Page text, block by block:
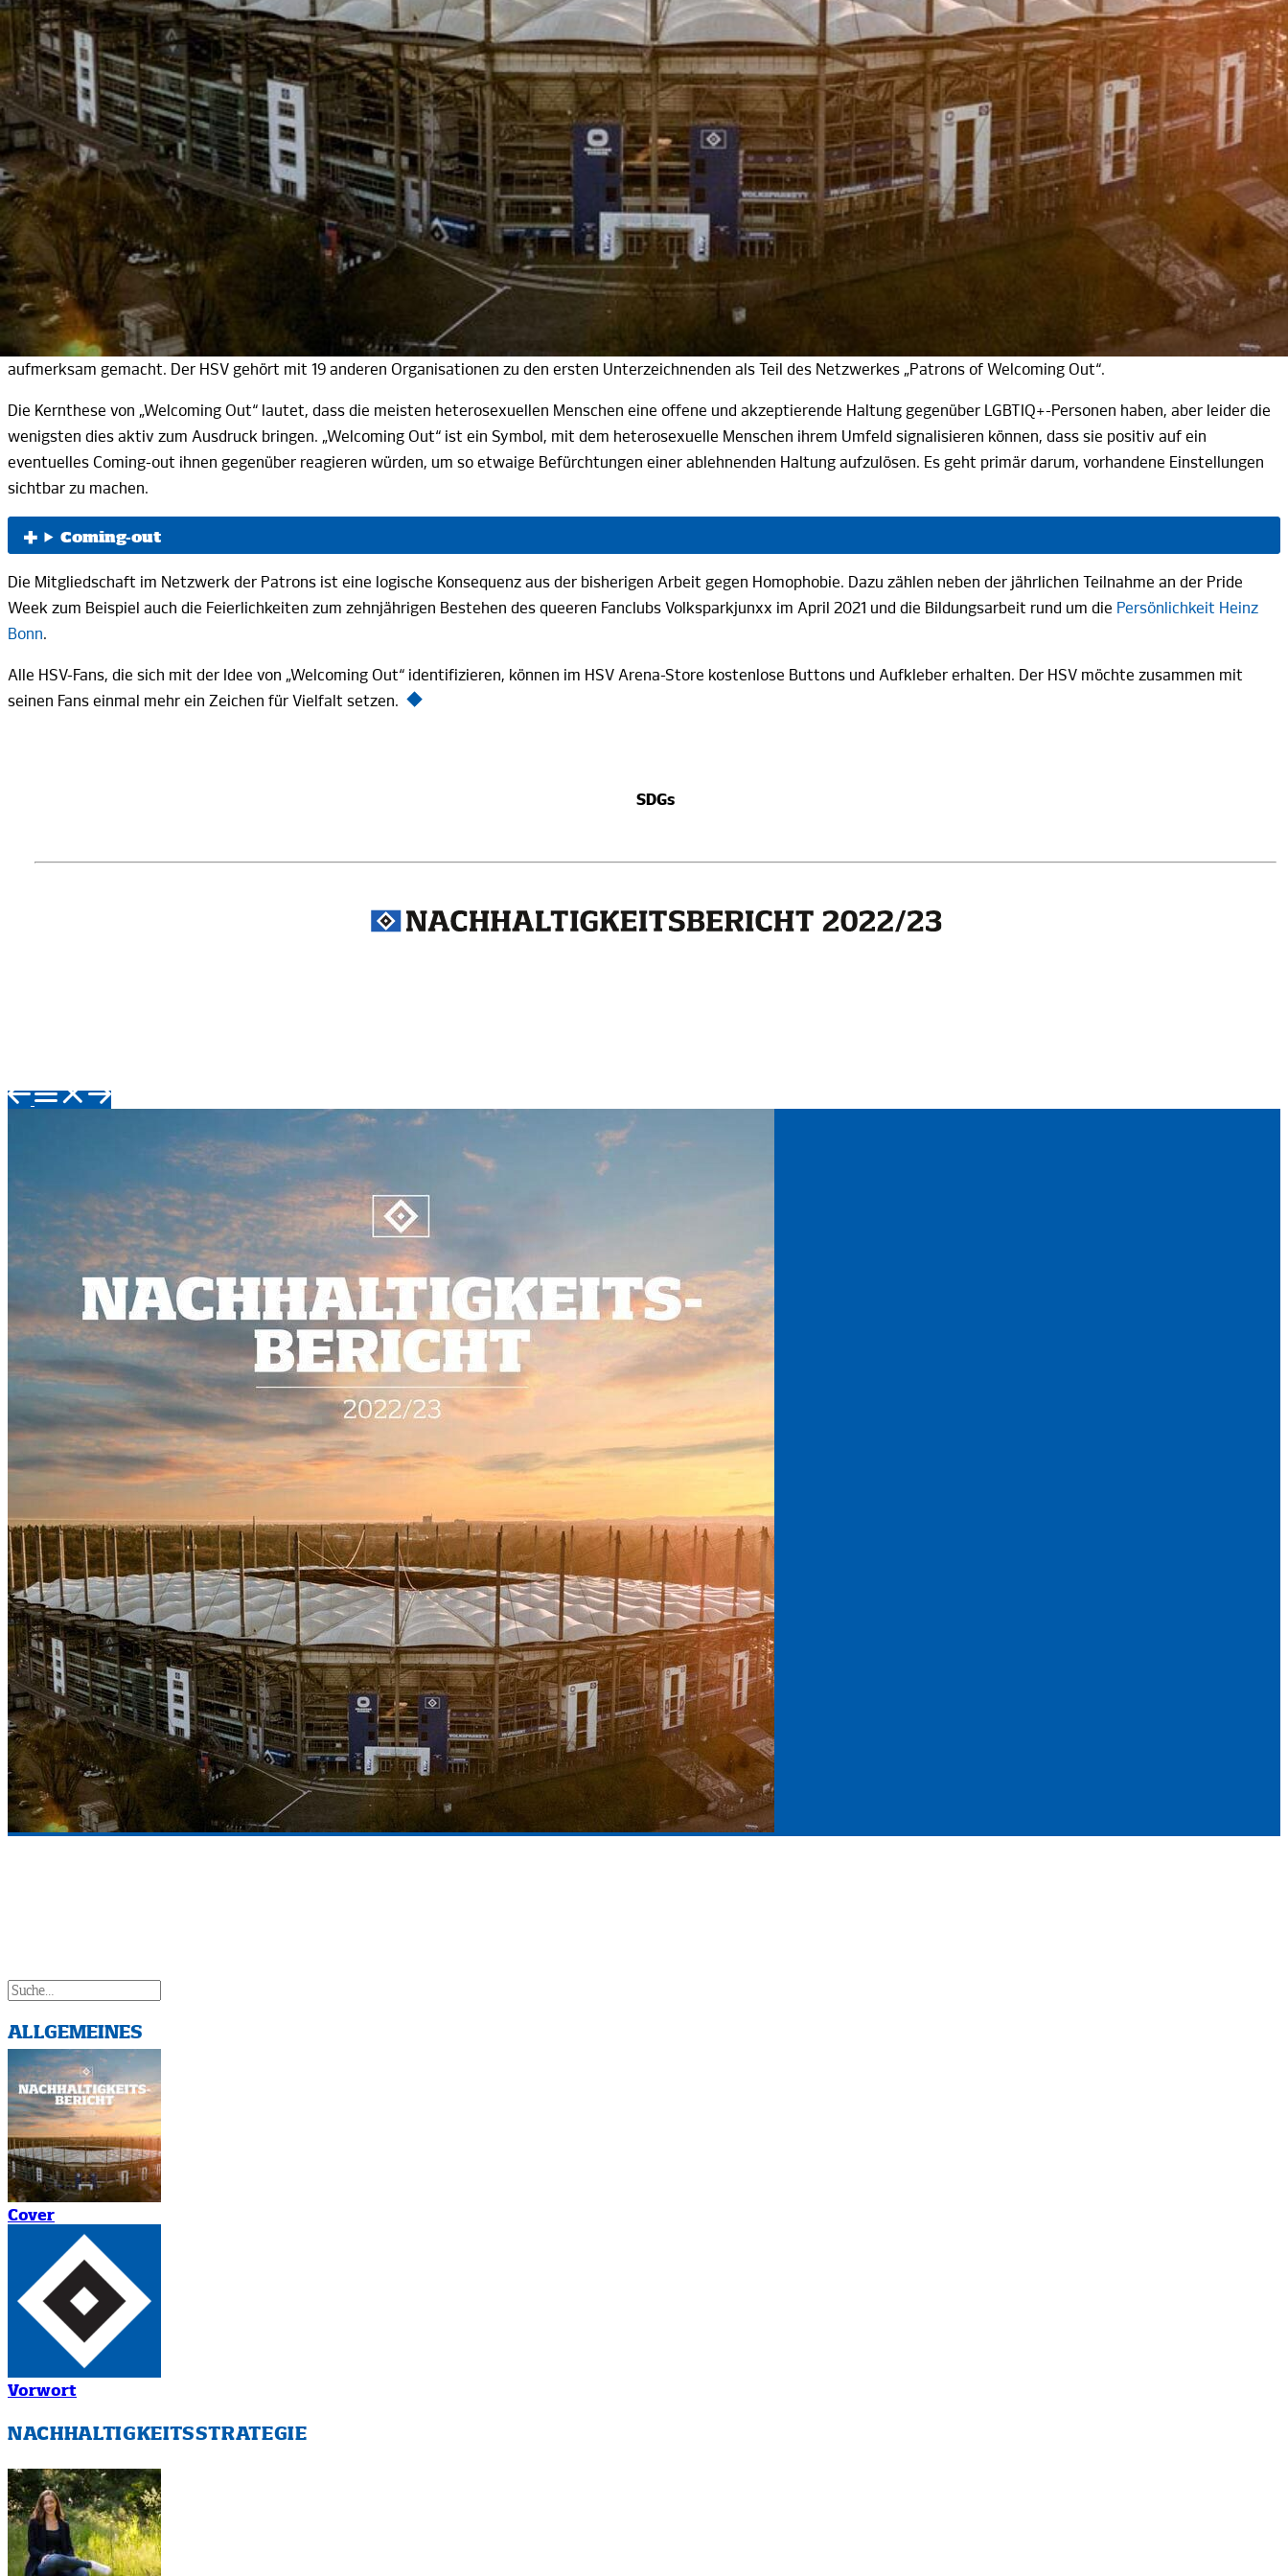
Der HSV steht für Vielfalt und positioniert sich entschieden gegen Diskriminierung jeglicher Art. Das Volksparkstadion soll ein Ort
des gegenseitigen Respekts sein.
V
om 29. Juli bis zum 8. August 2022 fand die jährliche Hamburg Pride Week statt, deren Höhepunkt der Christopher Street Day (CSD) am 6. August 2022 markierte.
Zum Heimspiel gegen den 1. FC Heidenheim am selben Tag beteiligte sich der HSV an den bunten Feierlichkeiten, um gemeinsam ein Zeichen für Vielfalt und für ein
Volksparkstadion ohne Diskriminierung zu setzen.
Christopher Street Day
Passend zur Pride Week waren im Volksparkstadion neben der bekannten „Raute ist Vielfalt“-Bande auch LED-Banden und Eckfahnen in Regenbogenfarben, den Farben
der LGBTIQ+-Community, zu sehen. Des Weiteren wurde auf das Engagement des HSV als Patron der im Juni 2022 gelaunchten Kampagne „Welcoming Out“
aufmerksam gemacht. Der HSV gehört mit 19 anderen Organisationen zu den ersten Unterzeichnenden als Teil des Netzwerkes „Patrons of Welcoming Out“.
Die Kernthese von „Welcoming Out“ lautet, dass die meisten heterosexuellen Menschen eine offene und akzeptierende Haltung gegenüber LGBTIQ+-Personen haben, aber leider die
wenigsten dies aktiv zum Ausdruck bringen. „Welcoming Out“ ist ein Symbol, mit dem heterosexuelle Menschen ihrem Umfeld signalisieren können, dass sie positiv auf ein
eventuelles Coming-out ihnen gegenüber reagieren würden, um so etwaige Befürchtungen einer ablehnenden Haltung aufzulösen. Es geht primär darum, vorhandene Einstellungen
sichtbar zu machen.
Coming-out
Die Mitgliedschaft im Netzwerk der Patrons ist eine logische Konsequenz aus der bisherigen Arbeit gegen Homophobie. Dazu zählen neben der jährlichen Teilnahme an der Pride
Week zum Beispiel auch die Feierlichkeiten zum zehnjährigen Bestehen des queeren Fanclubs Volksparkjunxx im April 2021 und die Bildungsarbeit rund um die Persönlichkeit Heinz
Bonn.
Alle HSV-Fans, die sich mit der Idee von „Welcoming Out“ identifizieren, können im HSV Arena-Store kostenlose Buttons und Aufkleber erhalten. Der HSV möchte zusammen mit
seinen Fans einmal mehr ein Zeichen für Vielfalt setzen.
Cover
Vorwort
NACHHALTIGKEITSSTRATEGIE